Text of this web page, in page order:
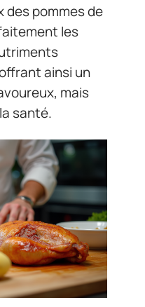
des pommes de
les
ainsi un
mais
santé.